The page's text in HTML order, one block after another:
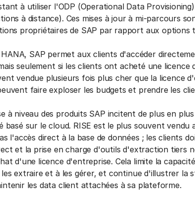
à utiliser l'ODP (Operational Data
à distance). Ces mises à jour à mi-parcours
propriétaires de SAP par rapport aux options
SAP permet aux clients d'accéder
seulement si les clients ont acheté une
vendue plusieurs fois plus cher que la licence
faire exploser les budgets et prendre les
à niveau des produits SAP incitent de plus en
basé sur le cloud. RISE est le plus souvent
l'accès direct à la base de données ; les clients
et la prise en charge d'outils d'extraction tiers
d'une licence d'entreprise. Cela limite la
extraire et à les gérer, et continue d'illustrer la
les data client attachées à sa plateforme.